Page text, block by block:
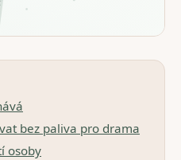
bez paliva pro drama
osoby